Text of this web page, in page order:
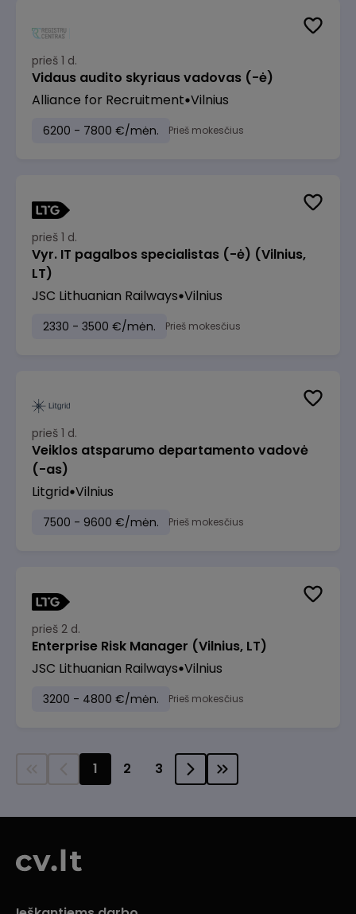
prieš 1 d.
Vidaus audito skyriaus vadovas (-ė)
Alliance for Recruitment Vilnius
6200 - 7800 €/mėn. Prieš mokesčius
prieš 1 d.
Vyr. IT pagalbos specialistas (-ė) (Vilnius,
LT)
JSC Lithuanian Railways Vilnius
2330 - 3500 €/mėn. Prieš mokesčius
prieš 1 d.
Veiklos atsparumo departamento vadovė
(-as)
Litgrid Vilnius
7500 - 9600 €/mėn. Prieš mokesčius
prieš 2 d.
Enterprise Risk Manager (Vilnius, LT)
JSC Lithuanian Railways Vilnius
3200 - 4800 €/mėn. Prieš mokesčius
1 2 3